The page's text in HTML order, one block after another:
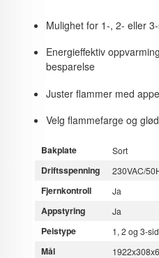
Mulighet for 1-, 2- eller
Energieffektiv
besparelse
Juster flammer med
Velg flammefarge og
Bakplate Sort
Driftsspenning 230VAC/
Fjernkontroll Ja
Appstyring Ja
Peistype 1, 2 og 3-
Mål